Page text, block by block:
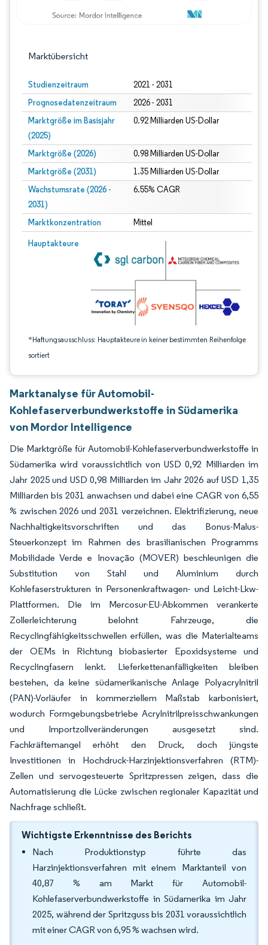
Marktübersicht
Studienzeitraum 2021 - 2031
Prognosedatenzeitraum 2026 - 2031
Marktgröße im Basisjahr
(2025)
0.92 Milliarden US-Dollar
Marktgröße (2026) 0.98 Milliarden US-Dollar
Marktgröße (2031) 1.35 Milliarden US-Dollar
Wachstumsrate (2026 -
2031)
6.55% CAGR
Marktkonzentration Mittel
Hauptakteure
*Haftungsausschluss: Hauptakteure in keiner bestimmten Reihenfolge
sortiert
Bild © Mordor Intelligence. Wiederverwendung erfordert Namensnennung
Marktanalyse für Automobil-
Kohlefaserverbundwerkstoffe in Südamerika
von Mordor Intelligence
Die Marktgröße für Automobil-Kohlefaserverbundwerkstoffe in
Südamerika wird voraussichtlich von USD 0,92 Milliarden im
Jahr 2025 und USD 0,98 Milliarden im Jahr 2026 auf USD 1,35
Milliarden bis 2031 anwachsen und dabei eine CAGR von 6,55
% zwischen 2026 und 2031 verzeichnen. Elektrifizierung, neue
Nachhaltigkeitsvorschriften und das Bonus-Malus-
Steuerkonzept im Rahmen des brasilianischen Programms
Mobilidade Verde e Inovação (MOVER) beschleunigen die
Substitution von Stahl und Aluminium durch
Kohlefaserstrukturen in Personenkraftwagen- und Leicht-Lkw-
Plattformen. Die im Mercosur-EU-Abkommen verankerte
Zollerleichterung belohnt Fahrzeuge, die
Recyclingfähigkeitsschwellen erfüllen, was die Materialteams
der OEMs in Richtung biobasierter Epoxidsysteme und
Recyclingfasern lenkt. Lieferkettenanfälligkeiten bleiben
bestehen, da keine südamerikanische Anlage Polyacrylnitril
(PAN)-Vorläufer in kommerziellem Maßstab karbonisiert,
wodurch Formgebungsbetriebe Acrylnitrilpreisschwankungen
und Importzollveränderungen ausgesetzt sind.
Fachkräftemangel erhöht den Druck, doch jüngste
Investitionen in Hochdruck-Harzinjektionsverfahren (RTM)-
Zellen und servogesteuerte Spritzpressen zeigen, dass die
Automatisierung die Lücke zwischen regionaler Kapazität und
Nachfrage schließt.
Wichtigste Erkenntnisse des Berichts
Nach Produktionstyp führte das
Harzinjektionsverfahren mit einem Marktanteil von
40,87 % am Markt für Automobil-
Kohlefaserverbundwerkstoffe in Südamerika im Jahr
2025, während der Spritzguss bis 2031 voraussichtlich
mit einer CAGR von 6,95 % wachsen wird.